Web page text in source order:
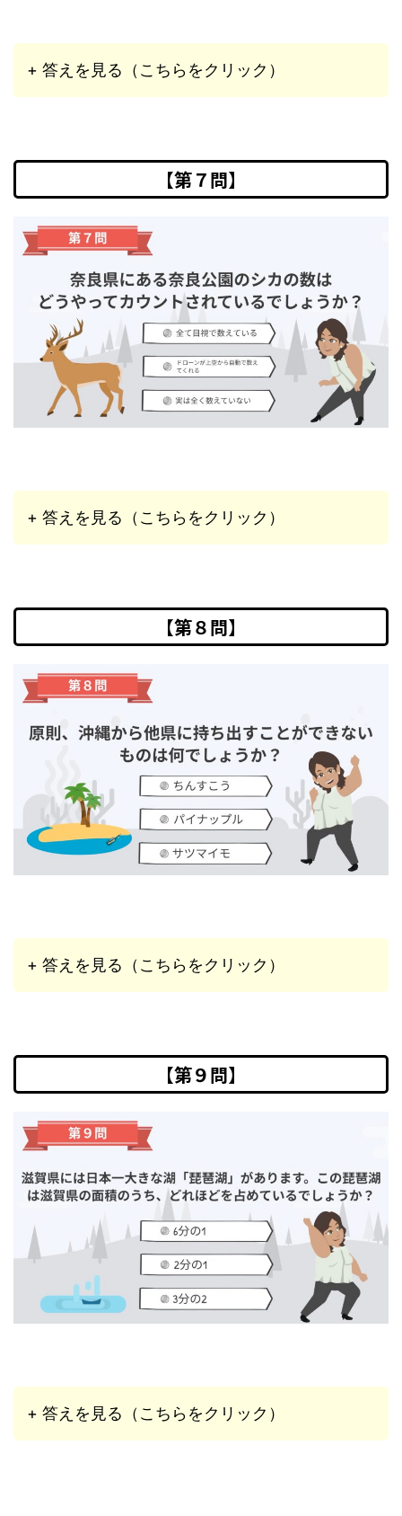
+ 答えを見る（こちらをクリック）
【第７問】
+ 答えを見る（こちらをクリック）
【第８問】
+ 答えを見る（こちらをクリック）
【第９問】
+ 答えを見る（こちらをクリック）